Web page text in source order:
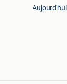
Aujourd'hui